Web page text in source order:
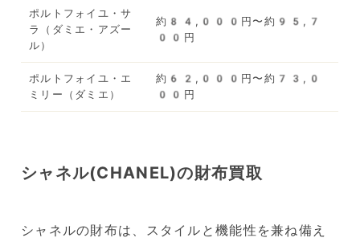
ポルトフォイユ・サ
ラ（ダミエ・アズー
ル）
約84,000円〜約95,7
00円
ポルトフォイユ・エ
ミリー（ダミエ）
約62,000円〜約73,0
00円
シャネル(CHANEL)の財布買取
シャネルの財布は、スタイルと機能性を兼ね備え